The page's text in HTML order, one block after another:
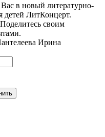
в новый литературно-
детей ЛитКонцерт.
своим
Ирина